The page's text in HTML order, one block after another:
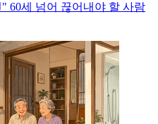
60세 넘어 끊어내야 할 사람